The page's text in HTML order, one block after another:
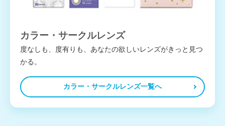
カラー・サークルレンズ
度なしも、度有りも、あなたの欲しいレンズがきっと見つ
かる。
カラー・サークルレンズ一覧へ